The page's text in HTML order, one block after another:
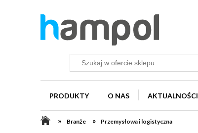
PRODUKTY O NAS AKTUALNOŚCI
» Branże » Przemysłowa i logistyczna